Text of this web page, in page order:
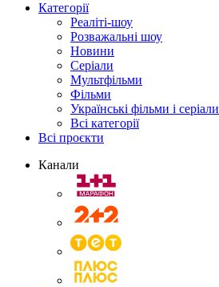
Категорії
Реаліті-шоу
Розважальні шоу
Новини
Серіали
Мультфільми
Фільми
Українські фільми і серіали
Всі категорії
Всі проєкти
Канали